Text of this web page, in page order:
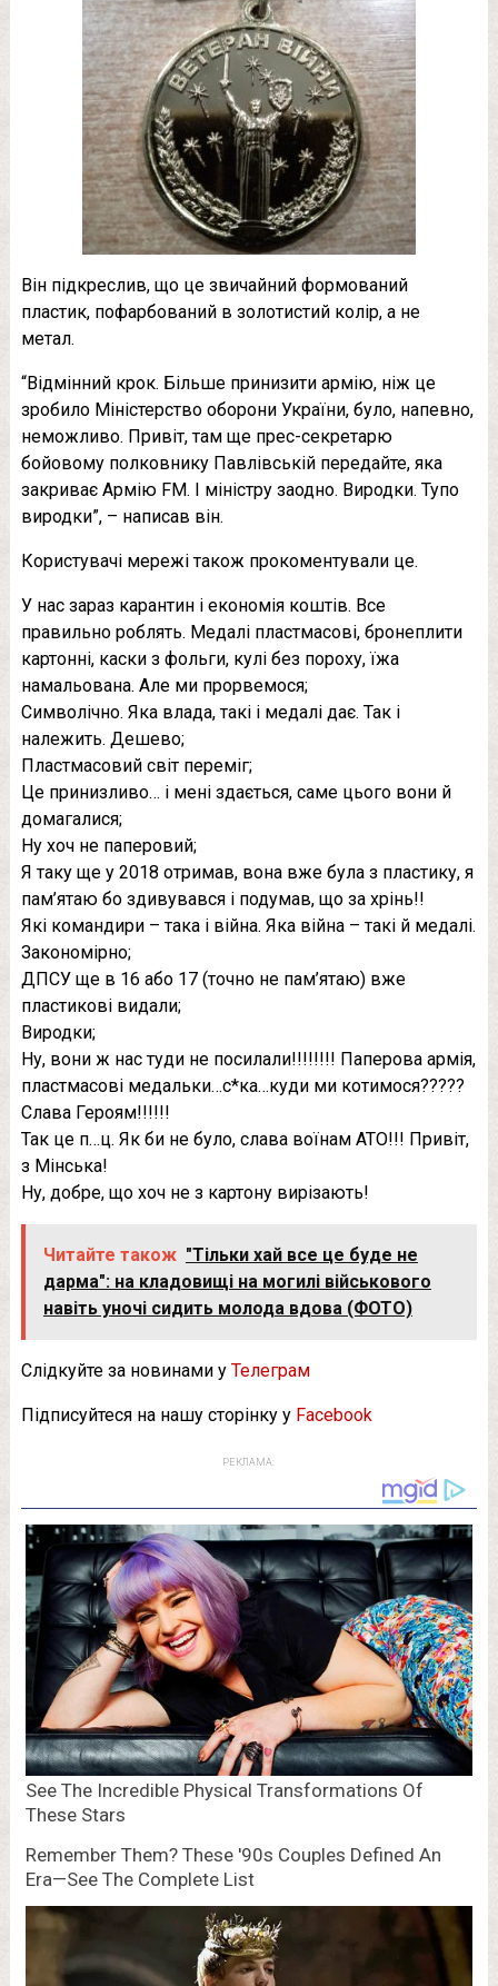
Він підкреслив, що це звичайний формований
пластик, пофарбований в золотистий колір, а не
метал.
“Відмінний крок. Більше принизити армію, ніж це
зробило Міністерство оборони України, було, напевно,
неможливо. Привіт, там ще прес-секретарю
бойовому полковнику Павлівській передайте, яка
закриває Армію FM. І міністру заодно. Виродки. Тупо
виродки”, – написав він.
Користувачі мережі також прокоментували це.
У нас зараз карантин і економія коштів. Все
правильно роблять. Медалі пластмасові, бронеплити
картонні, каски з фольги, кулі без пороху, їжа
намальована. Але ми прорвемося;
Символічно. Яка влада, такі і медалі дає. Так і
належить. Дешево;
Пластмасовий світ переміг;
Це принизливо… і мені здається, саме цього вони й
домагалися;
Ну хоч не паперовий;
Я таку ще у 2018 отримав, вона вже була з пластику, я
пам’ятаю бо здивувався і подумав, що за хрінь!!
Які командири – така і війна. Яка війна – такі й медалі.
Закономірно;
ДПСУ ще в 16 або 17 (точно не пам’ятаю) вже
пластикові видали;
Виродки;
Ну, вони ж нас туди не посилали!!!!!!!! Паперова армія,
пластмасові медальки…с*ка…куди ми котимося?????
Слава Героям!!!!!!
Так це п…ц. Як би не було, слава воїнам АТО!!! Привіт,
з Мінська!
Ну, добре, що хоч не з картону вирізають!
Читайте також "Тільки хай все це буде не
дарма": на кладовищі на могилі військового
навіть уночі сидить молода вдова (ФОТО)
Слідкуйте за новинами у Телеграм
Підписуйтеся на нашу сторінку у Facebook
РЕКЛАМА: